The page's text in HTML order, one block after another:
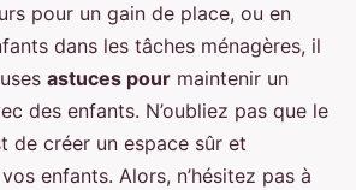
pour un gain de place, ou en
dans les tâches ménagères, il
astuces pour maintenir un
des enfants. N’oubliez pas que le
de créer un espace sûr et
enfants. Alors, n’hésitez pas à